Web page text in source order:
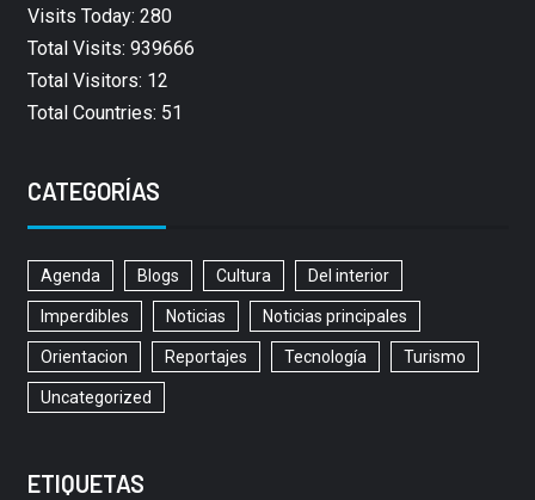
Visits Today: 280
Total Visits: 939666
Total Visitors: 12
Total Countries: 51
CATEGORÍAS
Agenda Blogs Cultura Del interior
Imperdibles Noticias Noticias principales
Orientacion Reportajes Tecnología Turismo
Uncategorized
ETIQUETAS